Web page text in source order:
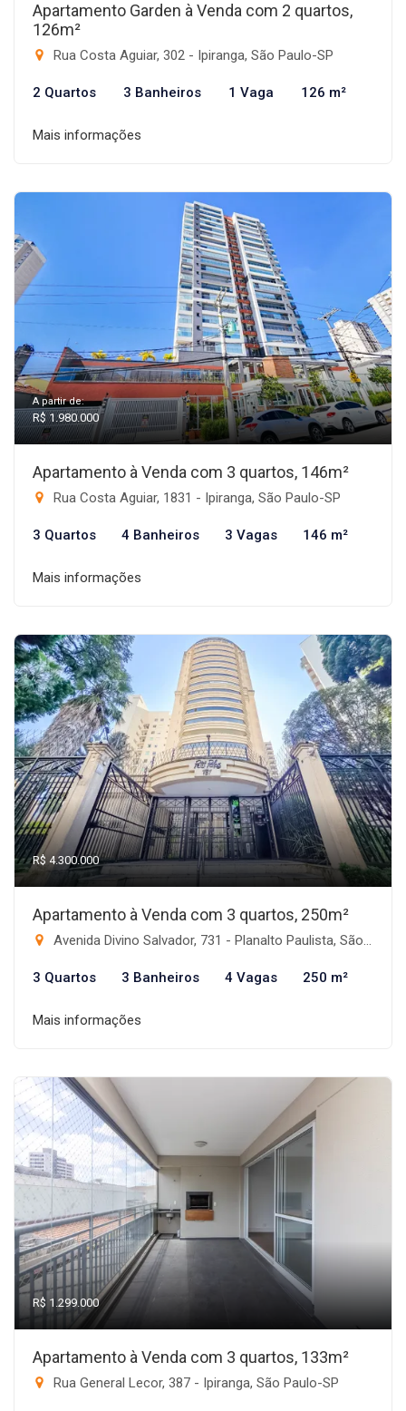
Apartamento Garden à Venda com 2 quartos,
126m²
Rua Costa Aguiar, 302 - Ipiranga, São Paulo-SP
2 Quartos 3 Banheiros 1 Vaga 126 m²
Mais informações
A partir de:
R$ 1.980.000
Apartamento à Venda com 3 quartos, 146m²
Rua Costa Aguiar, 1831 - Ipiranga, São Paulo-SP
3 Quartos 4 Banheiros 3 Vagas 146 m²
Mais informações
R$ 4.300.000
Apartamento à Venda com 3 quartos, 250m²
Avenida Divino Salvador, 731 - Planalto Paulista, São Paulo-SP
3 Quartos 3 Banheiros 4 Vagas 250 m²
Mais informações
R$ 1.299.000
Apartamento à Venda com 3 quartos, 133m²
Rua General Lecor, 387 - Ipiranga, São Paulo-SP